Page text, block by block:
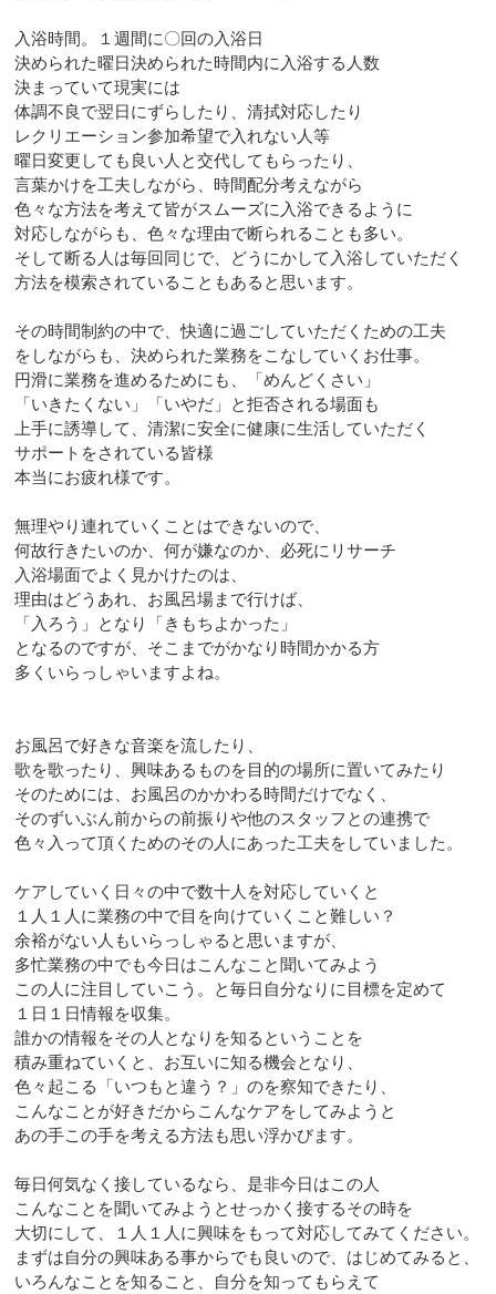
入浴時間。１週間に〇回の入浴日
決められた曜日決められた時間内に入浴する人数
決まっていて現実には
体調不良で翌日にずらしたり、清拭対応したり
レクリエーション参加希望で入れない人等
曜日変更しても良い人と交代してもらったり、
言葉かけを工夫しながら、時間配分考えながら
色々な方法を考えて皆がスムーズに入浴できるように
対応しながらも、色々な理由で断られることも多い。
そして断る人は毎回同じで、どうにかして入浴していただく
方法を模索されていることもあると思います。
その時間制約の中で、快適に過ごしていただくための工夫
をしながらも、決められた業務をこなしていくお仕事。
円滑に業務を進めるためにも、「めんどくさい」
「いきたくない」「いやだ」と拒否される場面も
上手に誘導して、清潔に安全に健康に生活していただく
サポートをされている皆様
本当にお疲れ様です。
無理やり連れていくことはできないので、
何故行きたいのか、何が嫌なのか、必死にリサーチ
入浴場面でよく見かけたのは、
理由はどうあれ、お風呂場まで行けば、
「入ろう」となり「きもちよかった」
となるのですが、そこまでがかなり時間かかる方
多くいらっしゃいますよね。
お風呂で好きな音楽を流したり、
歌を歌ったり、興味あるものを目的の場所に置いてみたり
そのためには、お風呂のかかわる時間だけでなく、
そのずいぶん前からの前振りや他のスタッフとの連携で
色々入って頂くためのその人にあった工夫をしていました。
ケアしていく日々の中で数十人を対応していくと
１人１人に業務の中で目を向けていくこと難しい？
余裕がない人もいらっしゃると思いますが、
多忙業務の中でも今日はこんなこと聞いてみよう
この人に注目していこう。と毎日自分なりに目標を定めて
１日１日情報を収集。
誰かの情報をその人となりを知るということを
積み重ねていくと、お互いに知る機会となり、
色々起こる「いつもと違う？」のを察知できたり、
こんなことが好きだからこんなケアをしてみようと
あの手この手を考える方法も思い浮かびます。
毎日何気なく接しているなら、是非今日はこの人
こんなことを聞いてみようとせっかく接するその時を
大切にして、１人１人に興味をもって対応してみてください。
まずは自分の興味ある事からでも良いので、はじめてみると、
いろんなことを知ること、自分を知ってもらえて